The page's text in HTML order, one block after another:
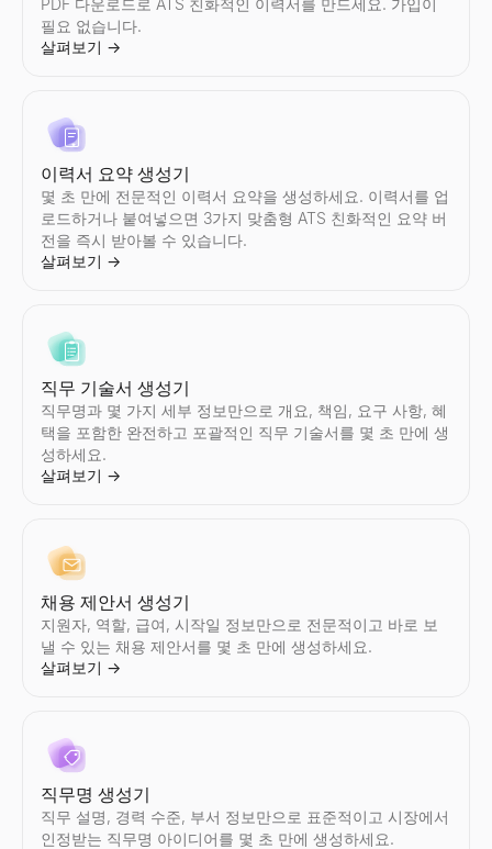
모든 Instagram계정를 즉시 감사.참여율, 평균좋아요 수, 댓글 수
살펴보기 →
Instagram 가격 계산기
Instagram인플루언서의 스폰서 게시물당의 요금를 견적.참여율,
살펴보기→
국가 및 니치별로 Instagram인플루언서를 발견.업계, 위치, 참
살펴보기
Instagram 인플루언서 비교
모든 TikTok계정를 즉시 감사.참여율, 평균좋아요 수, 조회수, 팔
살펴보기 →
TikTok 크리에이터 찾기
국가 및 니치별로 TikTok인플루언서를 발견.업계, 위치, 참여 지
살펴보기→
모든 2명의 TikTok인플루언서를 나란히 비교 — 참여율, 팔로워
살펴보기
모든 YouTube채널를 즉시 감사.참여율, 평균조회수, 좋아요 수,
살펴보기 →
YouTube 크리에이터 찾기
국가 및 니치별로 YouTube인플루언서를 발견.업계, 위치, 참여
살펴보기→
모든 2명의 YouTube인플루언서를 나란히 비교 — 참여율, 구독
살펴보기
모든 Twitter/X계정의 참여율를 즉시 계산.평균좋아요 수, 리포스
살펴보기 →
Twitter/X 감사
모든 Twitter/X계정를 즉시 감사.참여율, 평균좋아요 수, 리포스
살펴보기→
국가 및 니치별로 Twitter/X인플루언서를 발견.업계, 위치, 참여
살펴보기
Twitter/X 인플루언서 비교
무료 LinkedIn 게시물 미리보기 도구. 게시물이 데스크톱과 모바
살펴보기 →
LinkedIn 요약 생성기
무료 AI LinkedIn 요약 생성기. 역할과 기술을 입력하면 몇 초 만
살펴보기→
이메일 주소의 유효성를 즉시 확인.전달 가능성, 구문, 도메인,
살펴보기 →
이메일 찾기
이름 + 회사로 누구의 이메일이든 찾으세요. 100개 이상의 소스
살펴보기→
이름과(와)도메인에서가능한이메일 주소의 패턴를 모두생성.영
살펴보기
AI 이메일 아웃리치 엔진
이메일 주소 목록
기업의 이메일 주소목록를 검색.회사도메인에서직원의 이메일
살펴보기 →
이메일 아웃리치
효과적이메일 아웃리치캠페인를 작성.템플릿, 모범 사례, 도구에
살펴보기→
모든 신호를 붙여넣고 의도, 연락할 사람, 시작 문구를 디코딩하세
살펴보기 →
채용 신호 해독기
채용 공고를 붙여넣으세요 — 확장, 기술 스택, 문제점, 그리고 연
살펴보기→
ICP를 설명하고, 주시해야 할 구매 신호, 위치 및 수행할 작업을 파
살펴보기
구매 신호 확인기
채용 신호 스캐너
회사를 입력하세요. 채용 중인 직무, 성장 중인 팀, 그리고 연락 방
살펴보기 →
내 근처 소기업
근처 소기업 찾기 — 영업 중, 채용 중, 매물, 여성 소유, 참전용사
살펴보기→
PDF 다운로드로 ATS 친화적인 이력서를 만드세요. 가입이
필요 없습니다.
살펴보기 →
이력서 요약 생성기
몇 초 만에 전문적인 이력서 요약을 생성하세요. 이력서를 업
로드하거나 붙여넣으면 3가지 맞춤형 ATS 친화적인 요약 버
전을 즉시 받아볼 수 있습니다.
살펴보기 →
직무 기술서 생성기
직무명과 몇 가지 세부 정보만으로 개요, 책임, 요구 사항, 혜
택을 포함한 완전하고 포괄적인 직무 기술서를 몇 초 만에 생
성하세요.
살펴보기 →
채용 제안서 생성기
지원자, 역할, 급여, 시작일 정보만으로 전문적이고 바로 보
낼 수 있는 채용 제안서를 몇 초 만에 생성하세요.
살펴보기 →
직무명 생성기
직무 설명, 경력 수준, 부서 정보만으로 표준적이고 시장에서
인정받는 직무명 아이디어를 몇 초 만에 생성하세요.